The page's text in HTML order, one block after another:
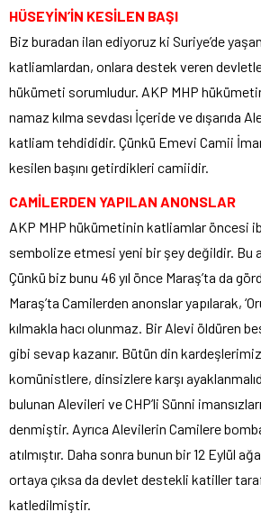
HÜSEYİN’İN KESİLEN BAŞI
Biz buradan ilan ediyoruz ki Suriye’de
katliamlardan, onlara destek veren
hükümeti sorumludur. AKP MHP
namaz kılma sevdası İçeride ve dışarıda
katliam tehdididir. Çünkü Emevi Camii
kesilen başını getirdikleri camiidir.
CAMİLERDEN YAPILAN ANONSLAR
AKP MHP hükümetinin katliamlar öncesi
sembolize etmesi yeni bir şey değildir. Bu
Çünkü biz bunu 46 yıl önce Maraş’ta da
Maraş’ta Camilerden anonslar yapılarak,
kılmakla hacı olunmaz. Bir Alevi öldüren
gibi sevap kazanır. Bütün din
komünistlere, dinsizlere karşı
bulunan Alevileri ve CHP’li Sünni
denmiştir. Ayrıca Alevilerin Camilere
atılmıştır. Daha sonra bunun bir 12 Eylül
ortaya çıksa da devlet destekli katiller
katledilmiştir.